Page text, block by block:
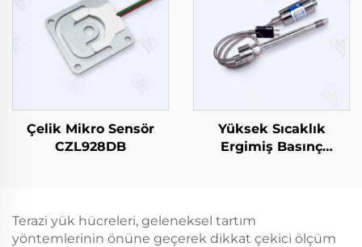
Çelik Mikro Sensör
CZL928DB
Yüksek Sıcaklık
Ergimiş Basınç
Terazi yük hücreleri, geleneksel tartım
yöntemlerinin önüne geçerek dikkat çekici ölçüm